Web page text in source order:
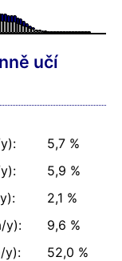
učí
5,7 %
5,9 %
2,1 %
y):
9,6 %
y):
52,0 %